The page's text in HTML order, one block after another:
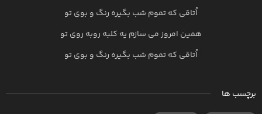
اُتاقی که تموم شب بگیره رنگ و بوی تو
همین امروز می سازم یه کلبه روبه روی تو
اُتاقی که تموم شب بگیره رنگ و بوی تو
برچسب ها